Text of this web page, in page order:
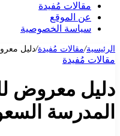
مقالات مُفيدة
عن الموقع
سياسة الخصوصية
الرئيسية/مقالات مُفيدة/دليل
مقالات مُفيدة
دليل معروض
المدرسة